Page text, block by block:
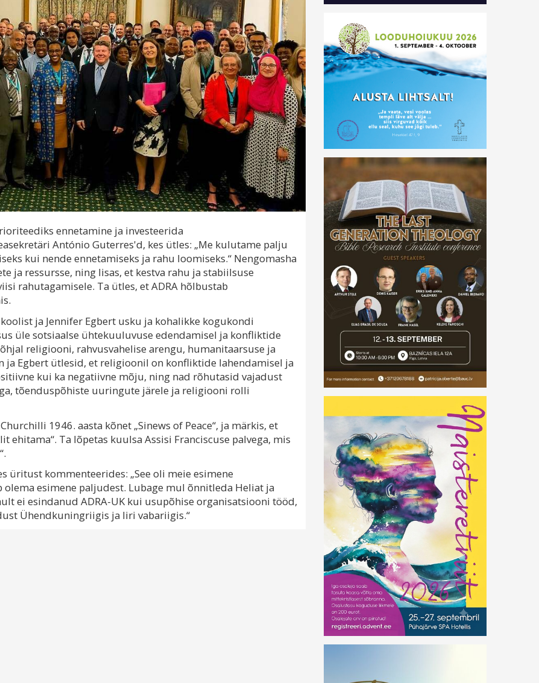
ennetamine ja investeerida
António Guterres'd, kes ütles: „Me kulutame palju
kui nende ennetamiseks ja rahu loomiseks.“ Nengomasha
ja ressursse, ning lisas, et kestva rahu ja stabiilsuse
rahutagamisele. Ta ütles, et ADRA hõlbustab
ja Jennifer Egbert usku ja kohalikke kogukondi
üle sotsiaalse ühtekuuluvuse edendamisel ja konfliktide
religiooni, rahvusvahelise arengu, humanitaarsuse ja
Egbert ütlesid, et religioonil on konfliktide lahendamisel ja
kui ka negatiivne mõju, ning nad rõhutasid vajadust
tõenduspõhiste uuringute järele ja religiooni rolli
1946. aasta kõnet „Sinews of Peace“, ja märkis, et
Ta lõpetas kuulsa Assisi Franciscuse palvega, mis
üritust kommenteerides: „See oli meie esimene
olema esimene paljudest. Lubage mul õnnitleda Heliat ja
ei esindanud ADRA-UK kui usupõhise organisatsiooni tööd,
Ühendkuningriigis ja Iiri vabariigis.“